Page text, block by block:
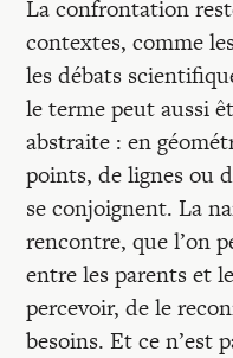
Colloque
Mon panier
Mon compte
La confrontation
contextes, comme
les débats
le terme peut aussi
abstraite : en
points, de lignes ou
se conjoignent. La
rencontre, que l’on
entre les parents et
percevoir, de le
besoins. Et ce n’est